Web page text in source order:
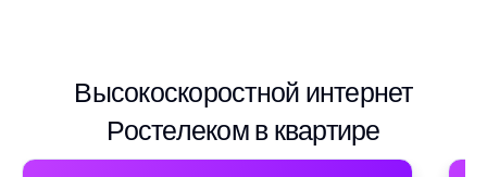
Высокоскоростной интернет
Ростелеком в квартире